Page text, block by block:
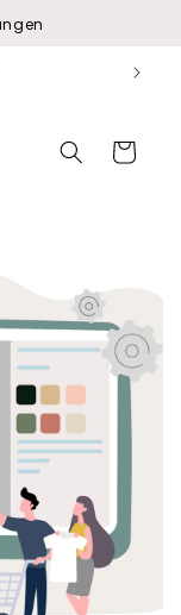
Warenkorb